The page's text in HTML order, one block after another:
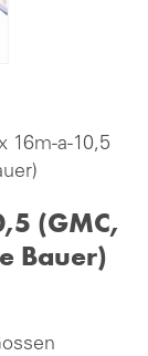
16m-a-10,5
(GMC,
Bauer)